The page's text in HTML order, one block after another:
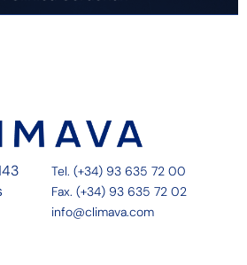
Tel. (+34) 93 635 72 00
Fax. (+34) 93 635 72 02
info@climava.com